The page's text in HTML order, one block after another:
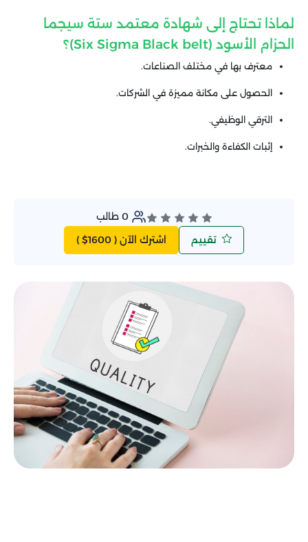
لماذا تحتاج إلى شهادة معتمد ستة سيجما
الحزام الأسود (Six Sigma Black belt)؟
معترف بها في مختلف الصناعات.
الحصول على مكانة مميزة في الشركات.
الترقي الوظيفي.
إثبات الكفاءة والخبرات.
0 طالب
تقييم
اشترك الآن ( $1600 )